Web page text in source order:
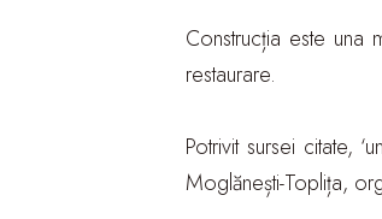
Construcția este
restaurare.
Potrivit sursei citate,
Moglănești-Toplița,